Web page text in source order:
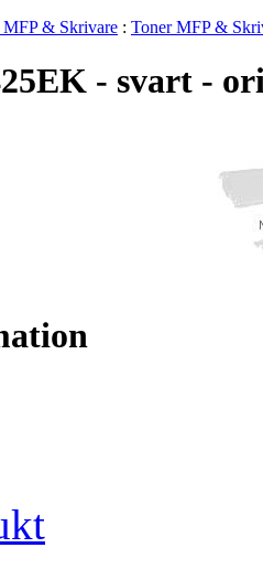
& Skrivare : Toner MFP &
- svart -